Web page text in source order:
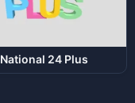
National 24 Plus